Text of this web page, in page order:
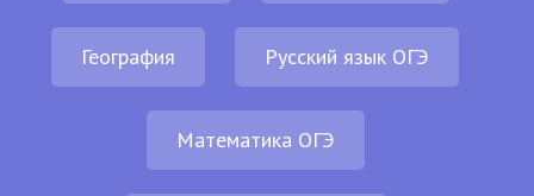
География Русский язык ОГЭ
Математика ОГЭ